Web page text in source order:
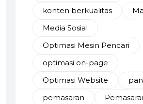
konten berkualitas
Media Sosial
Optimasi Mesin Pencari
optimasi on-page
Optimasi Website
pemasaran